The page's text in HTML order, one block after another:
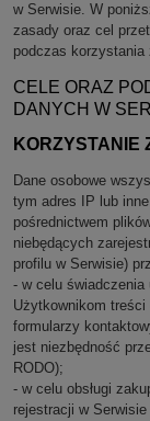
w Serwisie. W
zasady oraz cel
podczas
CELE ORAZ
DANYCH W
KORZYSTANIE
Dane osobowe
tym adres IP lub
pośrednictwem
niebędących
profilu w Serwisie)
- w celu świadczenia
Użytkownikom
formularzy
jest niezbędność
RODO);
- w celu obsługi
rejestracji w